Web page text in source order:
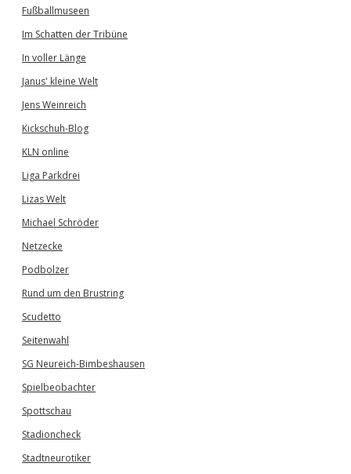
Fußballmuseen
Im Schatten der Tribüne
In voller Länge
Janus' kleine Welt
Jens Weinreich
Kickschuh-Blog
KLN online
Liga Parkdrei
Lizas Welt
Michael Schröder
Netzecke
Podbolzer
Rund um den Brustring
Scudetto
Seitenwahl
SG Neureich-Bimbeshausen
Spielbeobachter
Spottschau
Stadioncheck
Stadtneurotiker